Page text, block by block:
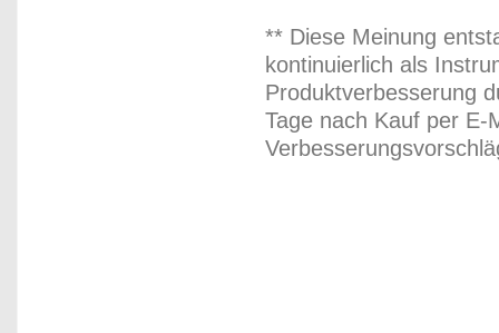
** Diese Meinung
kontinuierlich als
Produktverbesserung
Tage nach Kauf per E-